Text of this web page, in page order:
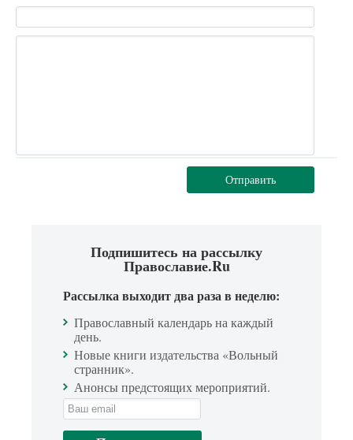
Отправить
Подпишитесь на рассылку
Православие.Ru
Рассылка выходит два раза в неделю:
Православный календарь на каждый
день.
Новые книги издательства «Вольный
странник».
Анонсы предстоящих мероприятий.